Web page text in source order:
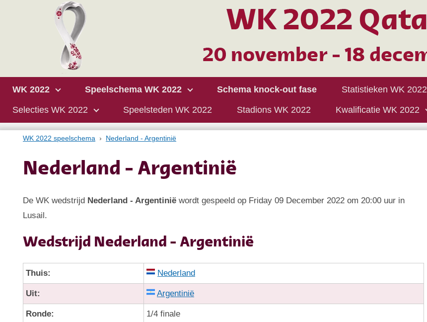
WK 2022 Speelschema WK 2022 Schema knock-out fase Statistieken WK 2022
Selecties WK 2022 Speelsteden WK 2022 Stadions WK 2022 Kwalificatie WK 2022
WK 2022 speelschema Nederland - Argentinië
Nederland - Argentinië
De WK wedstrijd Nederland - Argentinië wordt gespeeld op Friday 09 December 2022 om 20:00 uur in
Lusail.
Wedstrijd Nederland - Argentinië
Thuis: Nederland
Uit: Argentinië
Ronde: 1/4 finale